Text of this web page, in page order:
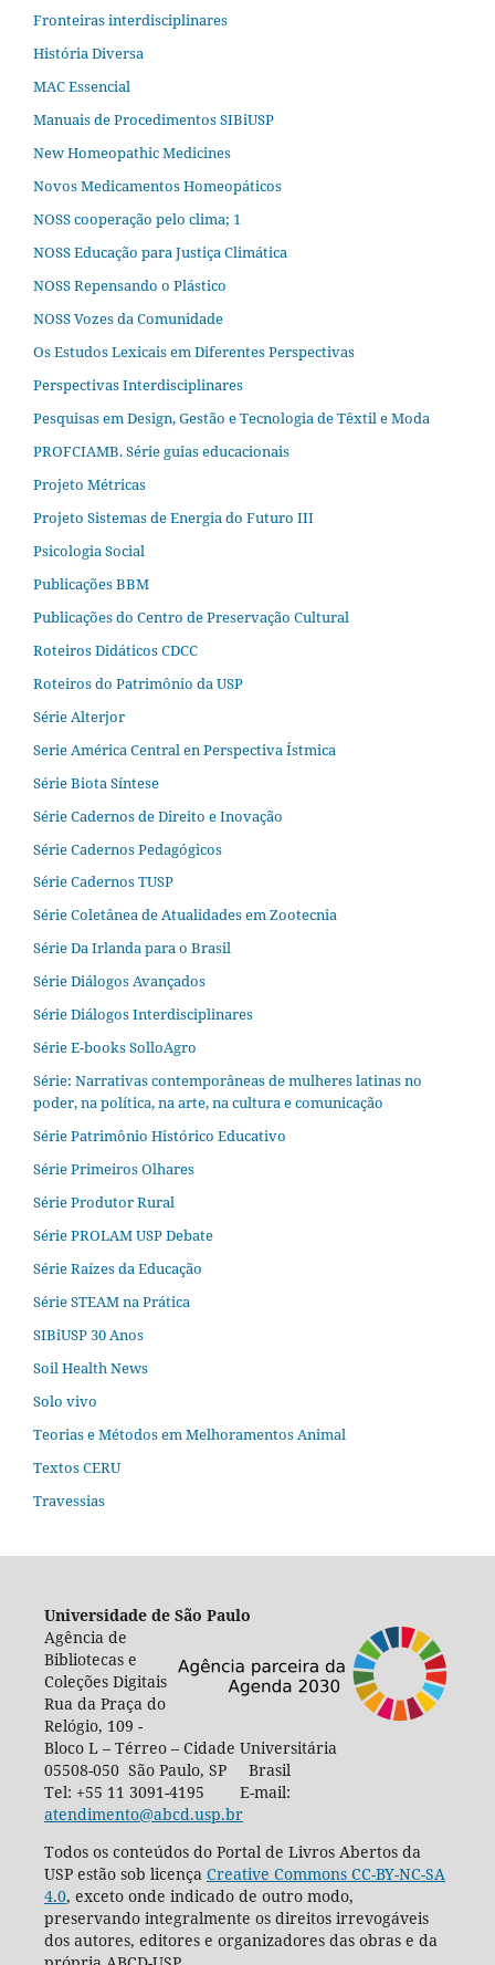
Fronteiras interdisciplinares
História Diversa
MAC Essencial
Manuais de Procedimentos SIBiUSP
New Homeopathic Medicines
Novos Medicamentos Homeopáticos
NOSS cooperação pelo clima; 1
NOSS Educação para Justiça Climática
NOSS Repensando o Plástico
NOSS Vozes da Comunidade
Os Estudos Lexicais em Diferentes Perspectivas
Perspectivas Interdisciplinares
Pesquisas em Design, Gestão e Tecnologia de Têxtil e Moda
PROFCIAMB. Série guias educacionais
Projeto Métricas
Projeto Sistemas de Energia do Futuro III
Psicologia Social
Publicações BBM
Publicações do Centro de Preservação Cultural
Roteiros Didáticos CDCC
Roteiros do Patrimônio da USP
Série Alterjor
Serie América Central en Perspectiva Ístmica
Série Biota Síntese
Série Cadernos de Direito e Inovação
Série Cadernos Pedagógicos
Série Cadernos TUSP
Série Coletânea de Atualidades em Zootecnia
Série Da Irlanda para o Brasil
Série Diálogos Avançados
Série Diálogos Interdisciplinares
Série E-books SolloAgro
Série: Narrativas contemporâneas de mulheres latinas no
poder, na política, na arte, na cultura e comunicação
Série Patrimônio Histórico Educativo
Série Primeiros Olhares
Série Produtor Rural
Série PROLAM USP Debate
Série Raízes da Educação
Série STEAM na Prática
SIBiUSP 30 Anos
Soil Health News
Solo vivo
Teorias e Métodos em Melhoramentos Animal
Textos CERU
Travessias
Universidade de São Paulo
Agência de
Bibliotecas e
Coleções Digitais
Rua da Praça do
Relógio, 109 -
Bloco L – Térreo – Cidade Universitária
05508-050 São Paulo, SP Brasil
Tel: +55 11 3091-4195 E-mail:
atendimento@abcd.usp.br
Todos os conteúdos do Portal de Livros Abertos da
USP estão sob licença Creative Commons CC-BY-NC-SA
4.0, exceto onde indicado de outro modo,
preservando integralmente os direitos irrevogáveis
dos autores, editores e organizadores das obras e da